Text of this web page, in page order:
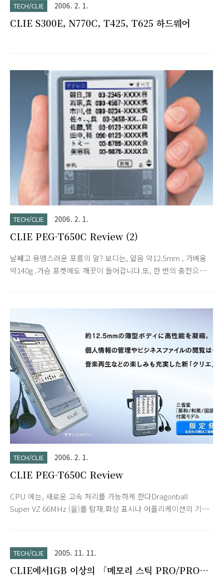
TECH/CLIE 2006. 2. 1.
CLIE S300E, N770C, T425, T625 하드웨어
TECH/CLIE 2006. 2. 1.
CLIE PEG-T650C Review (2)
날쌔고 용맹스러운 포름의 알? 보디는, 얇음 약12.5mm , 가벼움
약140g .가슴 포켓에도 깨끗이 들어갑니다.또, 한 번의 충전으로
정표나 주소장등의PIM 어플리케이션을 사용했을 경우.사용 상황
및 설정에 의해 다른 경우가 있습니다. CPU 에는 고속의
Dragonball Super VZ 66MHz (을)를 탑재.쾌적하게 사용할 수
있는 슬쩍밀기 다이얼이나 백 버튼.마이카 도장을 해 시인성을 높
인 「Graffiti(R) 」문자 입력 에리어 등, 편리한 사용에의 궁리가
고성능을 보다 가까이에 하고 있습니다. 5 분 단위로 예정을 입력
할 수 있는 「예정표」를 시작해 전..
TECH/CLIE 2006. 2. 1.
CLIE PEG-T650C Review
CPU 에는, 새로운 고속 처리를 가능하게 한다Dragonball
Super VZ 66MHz (을)를 탑재.화상 표시나 어플리케이션의 기동
튼」으로 간편하게 캔슬. 다양한 어플리케이션으로 경쾌한 조작
이 가능합니다. 스마트한IC 기록 미디어 「메모리 스틱」 「매직
게이트 메모리 스틱」에 대응.화상이나 어플리케이션, 음악 데이
TECH/CLIE 2005. 11. 11.
CLIE에서1GB 이상의 「메모리 스틱 PRO/PRO